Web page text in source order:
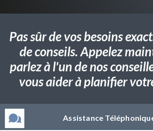
Pas sûr de vos besoins
de conseils. Appelez
parlez à l'un de nos
vous aider à planifier
Assistance